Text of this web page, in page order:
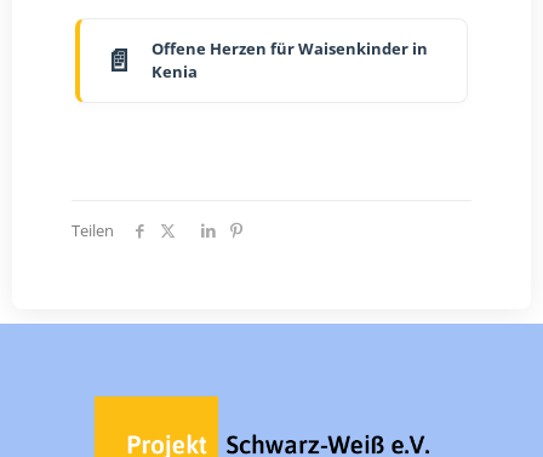
Offene Herzen für Waisenkinder in
Kenia
Teilen